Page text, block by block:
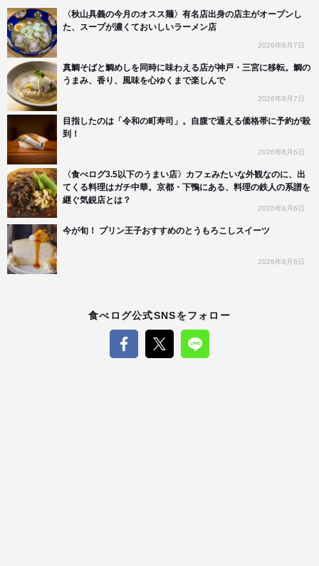
〈秋山具義の今月のオスス麺〉有名店出身の店主がオープンし
た、スープが濃くておいしいラーメン店
2026年8月7日
真鯛そばと鯛めしを同時に味わえる店が神戸・三宮に移転。鯛の
うまみ、香り、風味を心ゆくまで楽しんで
2026年8月7日
目指したのは「令和の町寿司」。自腹で通える価格帯に予約が殺
到！
2026年8月6日
〈食べログ3.5以下のうまい店〉カフェみたいな外観なのに、出
てくる料理はガチ中華。京都・下鴨にある、料理の鉄人の系譜を
継ぐ気鋭店とは？
2026年8月6日
今が旬！ プリン王子おすすめのとうもろこしスイーツ
2026年8月6日
食べログ公式SNSをフォロー